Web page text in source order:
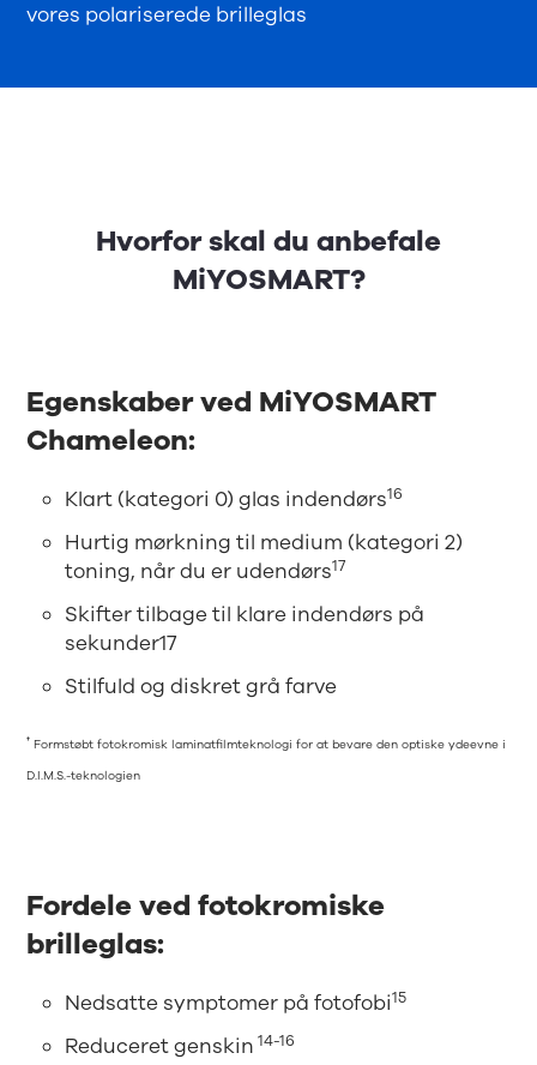
vores polariserede brilleglas
Hvorfor skal du anbefale
MiYOSMART?
Egenskaber ved MiYOSMART
Chameleon:
Klart (kategori 0) glas indendørs16
Hurtig mørkning til medium (kategori 2)
toning, når du er udendørs17
Skifter tilbage til klare indendørs på
sekunder17
Stilfuld og diskret grå farve
† Formstøbt fotokromisk laminatfilmteknologi for at bevare den optiske ydeevne i
D.I.M.S.-teknologien
Fordele ved fotokromiske
brilleglas:
Nedsatte symptomer på fotofobi15
Reduceret genskin 14-16